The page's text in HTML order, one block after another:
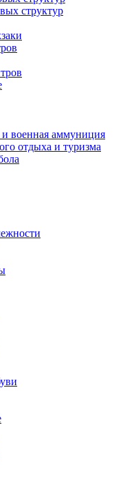
структур
военная аммуниция
отдыха и туризма